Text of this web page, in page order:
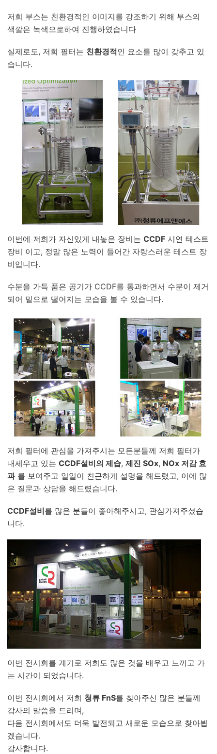
저희 부스는 친환경적인 이미지를 강조하기 위해 부스의
색깔은 녹색으로하여 진행하였습니다
실제로도, 저희 필터는 친환경적인 요소를 많이 갖추고 있
습니다.
이번에 저희가 자신있게 내놓은 장비는 CCDF 시연 테스트
장비 이고, ​정말 많은 노력이 들어간 자랑스러운 테스트 장
비입니다.
수분을 가득 품은 공기가 CCDF를 통과하면서 수분이 제거
되어 밑으로 떨어지는 모습을 볼 수 있습니다.
저희 필터에 관심을 가져주시는 모든분들께 저희 필터가
내세우고 있는 CCDF설비의 제습, 제진 SOx, NOx 저감 효
과를 보여주고 일일이 친근하게 설명을 해드렸고, ​이에 많
은 질문과 상담을 해드렸습니다.
CCDF설비를 많은 분들이 좋아해주시고, 관심가져주셨습
니다.
이번 전시회를 계기로 저희도 많은 것을 배우고 느끼고 가
는 시간이 되었습니다.
이번 전시회에서 저희 청류 FnS를 찾아주신 많은 분들께
감사의 말씀을 드리며,
다음 전시회에서도 더욱 발전되고 새로운 모습으로 찾아뵙
겠습니다.
감사합니다.